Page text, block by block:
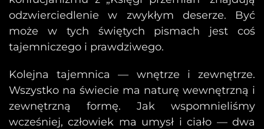
odzwierciedlenie w zwykłym deserze. Być
może w tych świętych pismach jest coś
tajemniczego i prawdziwego.
Kolejna tajemnica — wnętrze i zewnętrze.
Wszystko na świecie ma naturę wewnętrzną i
zewnętrzną formę. Jak wspomnieliśmy
wcześniej, człowiek ma umysł i ciało — dwa